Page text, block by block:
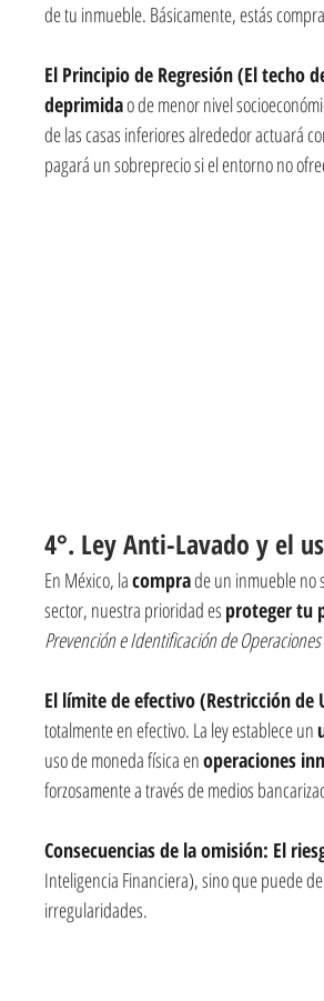
de tu inmueble. Básicamente, estás
El Principio de Regresión (El techo
deprimida o de menor nivel
de las casas inferiores alrededor actuará
pagará un sobreprecio si el entorno no
4°. Ley Anti-Lavado y el
En México, la compra de un inmueble no
sector, nuestra prioridad es proteger tu
Prevención e Identificación de
El límite de efectivo (Restricción de
totalmente en efectivo. La ley establece un
uso de moneda física en operaciones
forzosamente a través de medios
Consecuencias de la omisión: El
Inteligencia Financiera), sino que puede
irregularidades.